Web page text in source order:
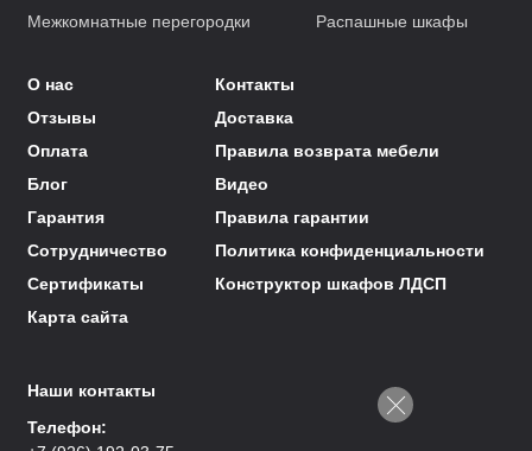
Межкомнатные перегородки
Распашные шкафы
О нас
Контакты
Отзывы
Доставка
Оплата
Правила возврата мебели
Блог
Видео
Гарантия
Правила гарантии
Сотрудничество
Политика конфиденциальности
Сертификаты
Конструктор шкафов ЛДСП
Карта сайта
Наши контакты
Телефон: